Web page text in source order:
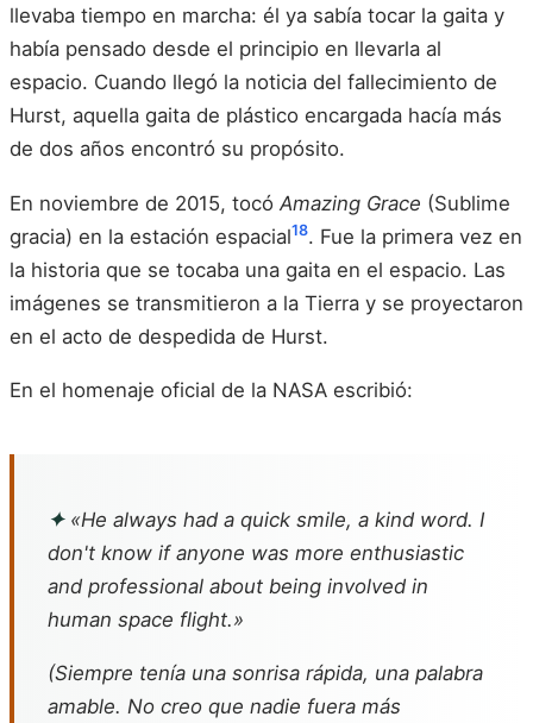
llevaba tiempo en marcha: él ya sabía tocar la gaita y
había pensado desde el principio en llevarla al
espacio. Cuando llegó la noticia del fallecimiento de
Hurst, aquella gaita de plástico encargada hacía más
de dos años encontró su propósito.
En noviembre de 2015, tocó Amazing Grace (Sublime
gracia) en la estación espacial18. Fue la primera vez en
la historia que se tocaba una gaita en el espacio. Las
imágenes se transmitieron a la Tierra y se proyectaron
en el acto de despedida de Hurst.
En el homenaje oficial de la NASA escribió:
✦«He always had a quick smile, a kind word. I
don't know if anyone was more enthusiastic
and professional about being involved in
human space flight.»
(Siempre tenía una sonrisa rápida, una palabra
amable. No creo que nadie fuera más